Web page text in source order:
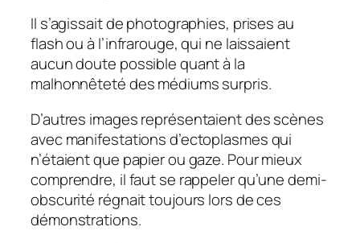
Il s’agissait de photographies, prises au
flash ou à l’infrarouge, qui ne laissaient
aucun doute possible quant à la
malhonnêteté des médiums surpris.
D’autres images représentaient des scènes
avec manifestations d’ectoplasmes qui
n’étaient que papier ou gaze. Pour mieux
comprendre, il faut se rappeler qu’une demi-
obscurité régnait toujours lors de ces
démonstrations.